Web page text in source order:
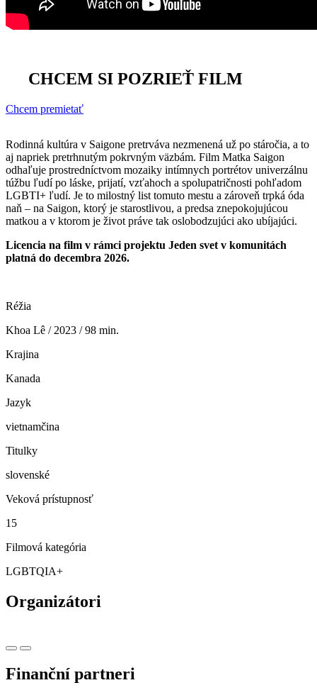
CHCEM SI POZRIEŤ FILM
Chcem premietať
Rodinná kultúra v Saigone pretrváva nezmenená už po stáročia, a to
aj napriek pretrhnutým pokrvným väzbám. Film Matka Saigon
odhaľuje prostredníctvom mozaiky intímnych portrétov univerzálnu
túžbu ľudí po láske, prijatí, vzťahoch a spolupatričnosti pohľadom
LGBTI+ ľudí. Je to milostný list tomuto mestu a zároveň trpká óda
naň – na Saigon, ktorý je starostlivou, a predsa znepokojujúcou
matkou a v ktorom je život práve tak oslobodzujúci ako ubíjajúci.
Licencia na film v rámci projektu Jeden svet v komunitách
platná do decembra 2026.
Réžia
Khoa Lê / 2023 / 98 min.
Krajina
Kanada
Jazyk
vietnamčina
Titulky
slovenské
Veková prístupnosť
15
Filmová kategória
LGBTQIA+
Organizátori
Finanční partneri